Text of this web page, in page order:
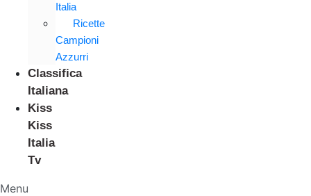
Italia
Ricette
Campioni
Azzurri
Classifica
Italiana
Kiss
Kiss
Italia
Tv
Menu